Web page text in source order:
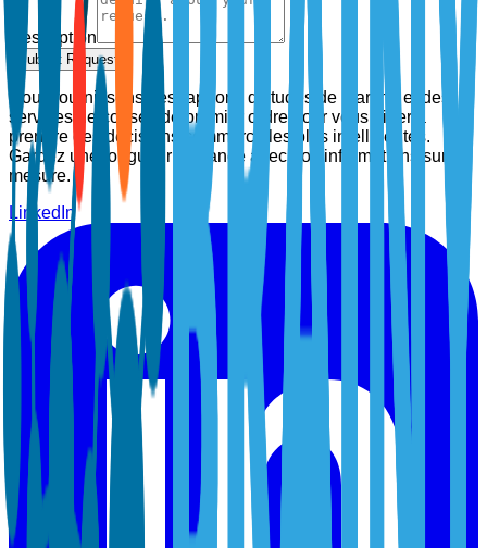
Description
Submit Request
Nous fournissons des rapports d'études de marché et des
services de conseil de premier ordre pour vous aider à
prendre des décisions commerciales plus intelligentes.
Gardez une longueur d'avance avec nos informations sur
mesure.
LinkedIn